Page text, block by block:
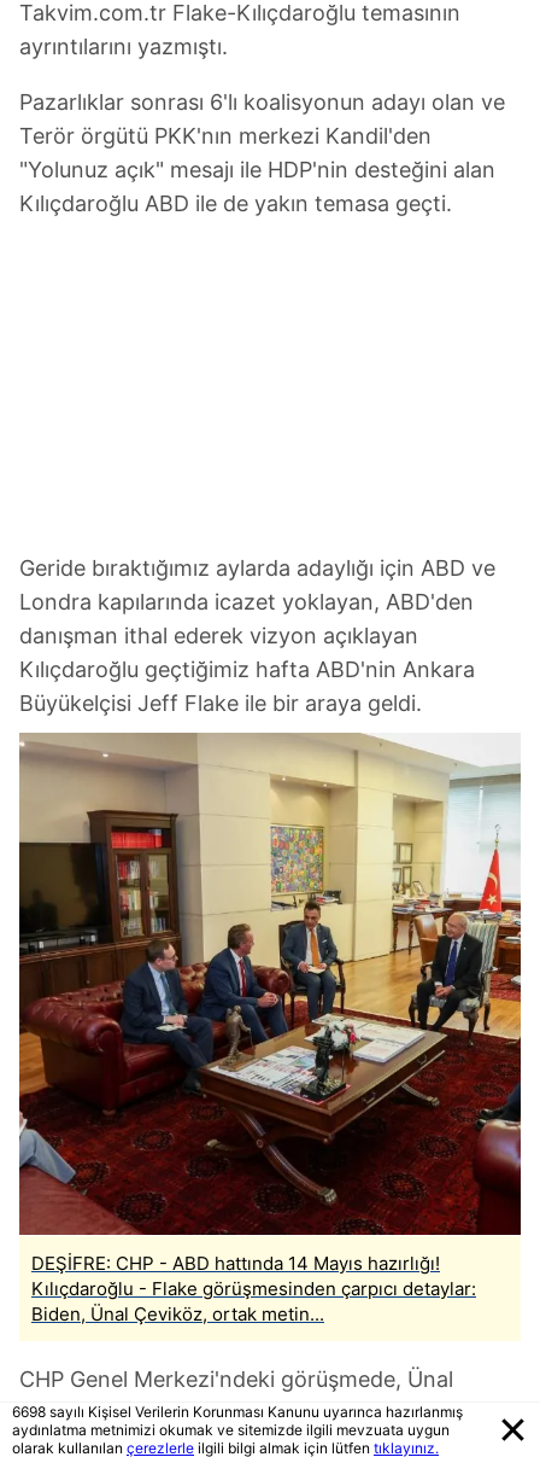
Takvim.com.tr Flake-Kılıçdaroğlu temasının
ayrıntılarını yazmıştı.
Pazarlıklar sonrası 6'lı koalisyonun adayı olan ve
Terör örgütü PKK'nın merkezi Kandil'den
"Yolunuz açık" mesajı ile HDP'nin desteğini alan
Kılıçdaroğlu ABD ile de yakın temasa geçti.
Geride bıraktığımız aylarda adaylığı için ABD ve
Londra kapılarında icazet yoklayan, ABD'den
danışman ithal ederek vizyon açıklayan
Kılıçdaroğlu geçtiğimiz hafta ABD'nin Ankara
Büyükelçisi Jeff Flake ile bir araya geldi.
DEŞİFRE: CHP - ABD hattında 14 Mayıs hazırlığı!
Kılıçdaroğlu - Flake görüşmesinden çarpıcı detaylar:
Biden, Ünal Çeviköz, ortak metin...
CHP Genel Merkezi'ndeki görüşmede, Ünal
Çeviköz de hazır bulundu.
6698 sayılı Kişisel Verilerin Korunması Kanunu uyarınca hazırlanmış
aydınlatma metnimizi okumak ve sitemizde ilgili mevzuata uygun
olarak kullanılan çerezlerle ilgili bilgi almak için lütfen tıklayınız.